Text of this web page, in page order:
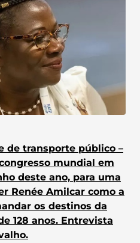
de transporte público –
mundial em
deste ano, para uma
Renée Amilcar como a
os destinos da
128 anos. Entrevista